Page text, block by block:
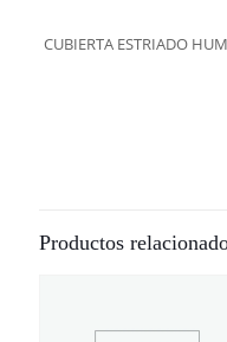
CUBIERTA ESTRIADO
Productos